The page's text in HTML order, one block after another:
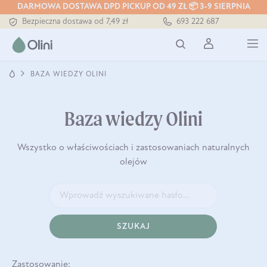
DARMOWA DOSTAWA DPD PICKUP OD 49 ZŁ 📦 3-9 SIERPNIA
Bezpieczna dostawa od 7,49 zł
Darmowa dostawa od 199 zł
Tłoczony zawsze na zimno
693 222 687
BAZA WIEDZY OLINI
Baza wiedzy Olini
Wszystko o właściwościach i zastosowaniach naturalnych
olejów
SZUKAJ
Zastosowanie: